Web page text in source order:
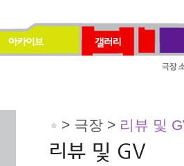
> 극장 > 리뷰 및